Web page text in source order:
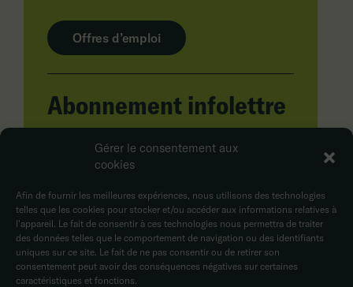
Gérer le consentement aux
cookies
Afin de fournir les meilleures expériences, nous utilisons des technologies
telles que les cookies pour stocker et/ou accéder aux informations relatives à
l'appareil. Le fait de consentir à ces technologies nous permettra de traiter
des données telles que le comportement de navigation ou des identifiants
uniques sur ce site. Le fait de ne pas consentir ou de retirer son
consentement peut avoir des conséquences négatives sur certaines
caractéristiques et fonctions.
Offres d’emploi
Abonnement infolettre
Adresse courriel
En cliquant sur Envoyer, vous acceptez la
politique de confidentialité.